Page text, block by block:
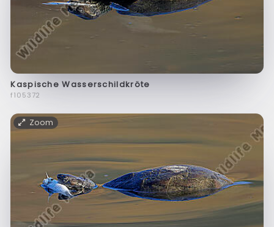
Kaspische Wasserschildkröte
f105372
Zoom